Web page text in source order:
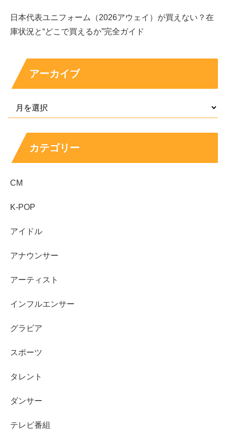
転職支援会社の外資IT業界データでは、外資ITに転職した
これを踏まえると、和田叡さんが「大手外資系IT企業勤
思議ではありません。
一方で、職種がマーケティングや広報寄り、あるいは技術
職の中でも職位がまだメンバー層なら、
強い、もしくはマネージャー相当の役割なら、1500万円
結論として、情報量を踏まえた現実的な推測は
というレンジ感です。
恋愛観と結婚観：一緒に笑えて「本気でしてあげ
バチェロレッテ4で和田叡さんを見ていくうえで、恋愛観
想の相手像としては「よく笑ってくれる人」という趣旨の
発言があり、日常のテンポや相性を大切にするタイプに見
めに本気で何かをしてあげたい気持ち」と表現しているた
日本代表ユニフォーム（2026アウェイ）が買えない？在
庫状況と“どこで買えるか”完全ガイド
アーカイブ
カテゴリー
CM
K-POP
アイドル
アナウンサー
アーティスト
インフルエンサー
グラビア
スポーツ
タレント
ダンサー
テレビ番組